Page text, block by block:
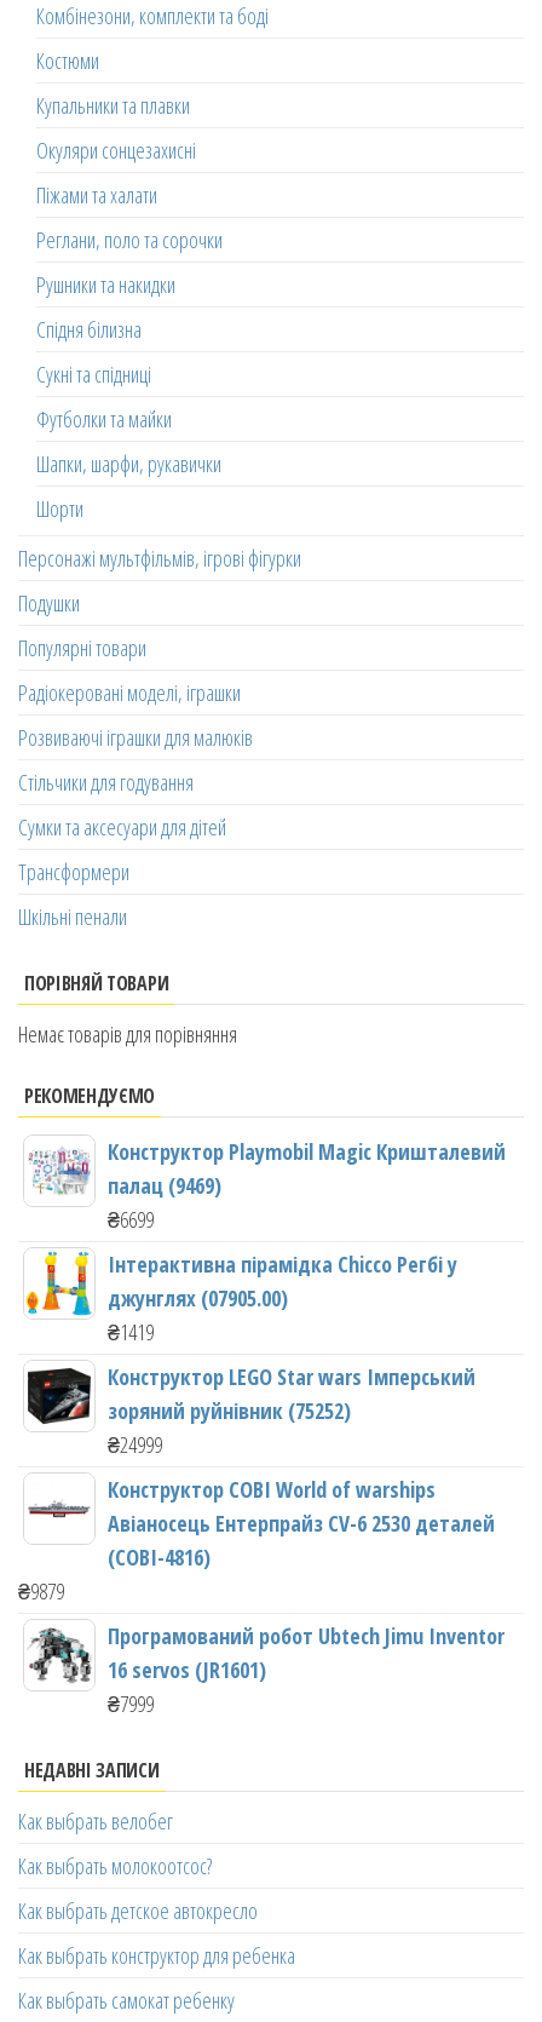
Комбінезони, комплекти та боді
Костюми
Купальники та плавки
Окуляри сонцезахисні
Піжами та халати
Реглани, поло та сорочки
Рушники та накидки
Спідня білизна
Сукні та спідниці
Футболки та майки
Шапки, шарфи, рукавички
Шорти
Персонажі мультфільмів, ігрові фігурки
Подушки
Популярні товари
Радіокеровані моделі, іграшки
Розвиваючі іграшки для малюків
Стільчики для годування
Сумки та аксесуари для дітей
Трансформери
Шкільні пенали
ПОРІВНЯЙ ТОВАРИ
Немає товарів для порівняння
РЕКОМЕНДУЄМО
Конструктор Playmobil Magic Кришталевий
палац (9469)
₴6699
Інтерактивна пірамідка Chicco Регбі у
джунглях (07905.00)
₴1419
Конструктор LEGO Star wars Імперський
зоряний руйнівник (75252)
₴24999
Конструктор COBI World of warships
Авіаносець Ентерпрайз CV-6 2530 деталей
(COBI-4816)
₴9879
Програмований робот Ubtech Jimu Inventor
16 servos (JR1601)
₴7999
НЕДАВНІ ЗАПИСИ
Как выбрать велобег
Как выбрать молокоотсос?
Как выбрать детское автокресло
Как выбрать конструктор для ребенка
Как выбрать самокат ребенку